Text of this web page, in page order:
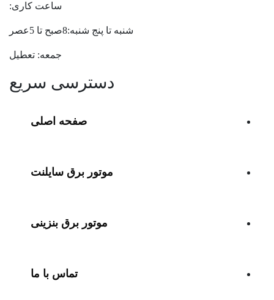
ساعت کاری:
شنبه تا پنج شنبه:8صبح تا 5عصر
جمعه: تعطیل
دسترسی سریع
صفحه اصلی
موتور برق سایلنت
موتور برق بنزینی
تماس با ما